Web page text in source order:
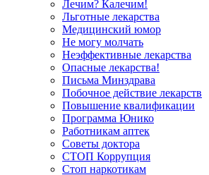
Лечим? Калечим!
Льготные лекарства
Медицинский юмор
Не могу молчать
Неэффективные лекарства
Опасные лекарства!
Письма Минздрава
Побочное действие лекарств
Повышение квалификации
Программа Юнико
Работникам аптек
Советы доктора
СТОП Коррупция
Стоп наркотикам